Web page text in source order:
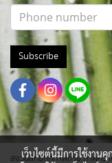
Subscribe
สงวนสิทธิ์ทุกภาพถ่าย ภาพกรา
เว็บไซต์นี้มีการใช้งาน